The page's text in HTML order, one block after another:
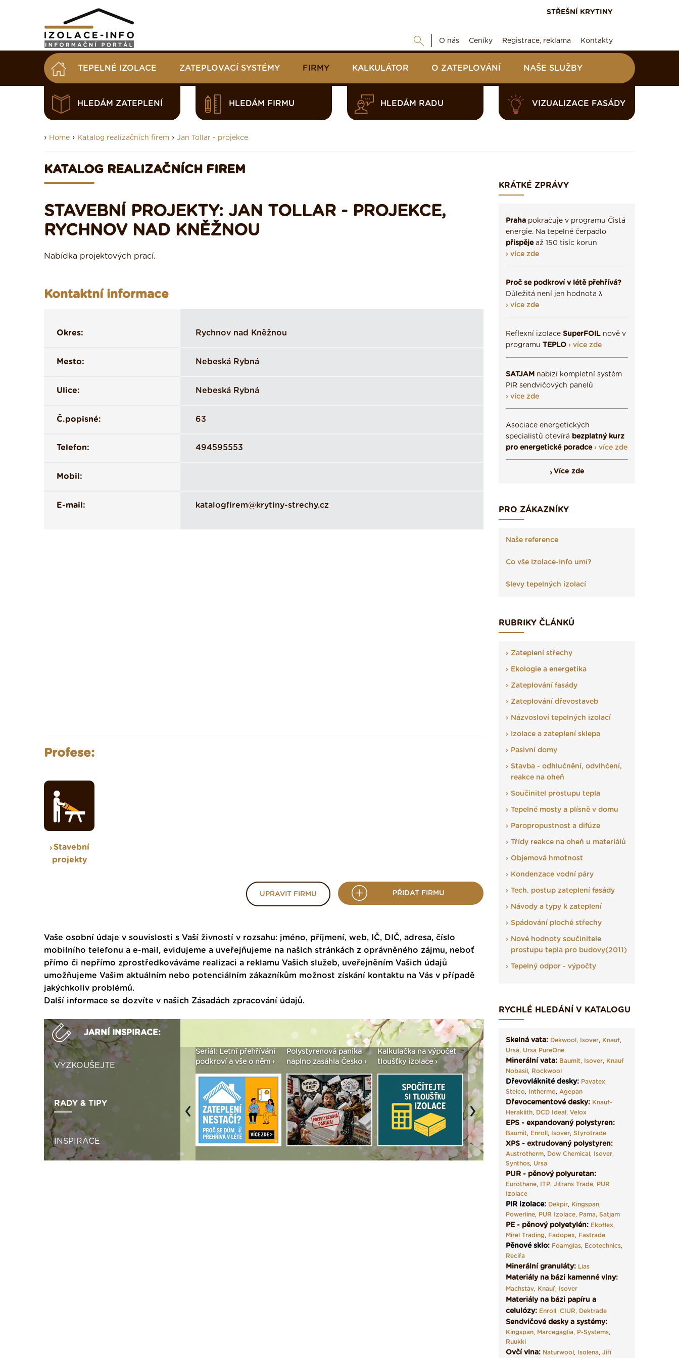
STŘEŠNÍ KRYTINY
O nás Ceníky Registrace, reklama Kontakty
TEPELNÉ IZOLACE ZATEPLOVACÍ SYSTÉMY FIRMY KALKULÁTOR O ZATEPLOVÁNÍ NAŠE SLUŽBY
HLEDÁM ZATEPLENÍ HLEDÁM FIRMU HLEDÁM RADU VIZUALIZACE FASÁDY
› Home › Katalog realizačních firem › Jan Tollar - projekce
KATALOG REALIZAČNÍCH FIREM
STAVEBNÍ PROJEKTY: JAN TOLLAR - PROJEKCE,
RYCHNOV NAD KNĚŽNOU
Nabídka projektových prací.
Kontaktní informace
Okres: Rychnov nad Kněžnou
Mesto: Nebeská Rybná
Ulice: Nebeská Rybná
Č.popisné: 63
Telefon: 494595553
Mobil:
E-mail: katalogfirem@krytiny-strechy.cz
Profese:
Stavební
projekty
UPRAVIT FIRMU PŘIDAT FIRMU
Vaše osobní údaje v souvislosti s Vaší živností v rozsahu: jméno, příjmení, web, IČ, DIČ, adresa, číslo
mobilního telefonu a e-mail, evidujeme a uveřejňujeme na našich stránkách z oprávněného zájmu, neboť
přímo či nepřímo zprostředkováváme realizaci a reklamu Vašich služeb, uveřejněním Vašich údajů
umožňujeme Vašim aktuálním nebo potenciálním zákazníkům možnost získání kontaktu na Vás v případě
jakýchkoliv problémů.
Další informace se dozvíte v našich Zásadách zpracování údajů.
JARNÍ INSPIRACE:
VYZKOUŠEJTE
RADY & TIPY
INSPIRACE
Vytvořte si vizualizaci
Není polystyren? My ho
seženeme! ›
Seriál: Letní přehřívání
podkroví a vše o něm ›
Polystyrenová panika
naplno zasáhla Česko ›
Kalkulačka na výpočet
tloušťky izolace ›
Seriál: Fasády ETICS a
vše podstatné v kostce ›
Vyberte si izolaci a pak
ji tady klidně poptejte ›
Previous Next
KRÁTKÉ ZPRÁVY
Praha pokračuje v programu Čistá
energie. Na tepelné čerpadlo
přispějeaž 150 tisíc korun
› více zde
Proč se podkroví v létě přehřívá?
Důležitá není jen hodnota λ
› více zde
Reflexní izolace SuperFOIL nově v
programu TEPLO › více zde
SATJAM nabízí kompletní systém
PIR sendvičových panelů
› více zde
Asociace energetických
specialistů otevírá bezplatný kurz
pro energetické poradce › více zde
Více zde
PRO ZÁKAZNÍKY
Naše reference
Co vše Izolace-Info umí?
Slevy tepelných izolací
RUBRIKY ČLÁNKŮ
Zateplení střechy
Ekologie a energetika
Zateplování fasády
Zateplování dřevostaveb
Názvosloví tepelných izolací
Izolace a zateplení sklepa
Pasivní domy
Stavba - odhlučnění, odvlhčení,
reakce na oheň
Součinitel prostupu tepla
Tepelné mosty a plísně v domu
Paropropustnost a difúze
Třídy reakce na oheň u materiálů
Objemová hmotnost
Kondenzace vodní páry
Tech. postup zateplení fasády
Návody a typy k zateplení
Spádování ploché střechy
Nové hodnoty součinitele
prostupu tepla pro budovy(2011)
Tepelný odpor - výpočty
RYCHLÉ HLEDÁNÍ V KATALOGU
Skelná vata: Dekwool, Isover, Knauf,
Ursa, Ursa PureOne
Minerální vata: Baumit, Isover, Knauf
Nobasil, Rockwool
Dřevovláknité desky: Pavatex,
Steico, Inthermo, Agepan
Dřevocementové desky: Knauf-
Heraklith, DCD Ideal, Velox
EPS - expandovaný polystyren:
Baumit, Enroll, Isover, Styrotrade
XPS - extrudovaný polystyren:
Austrotherm, Dow Chemical, Isover,
Synthos, Ursa
PUR - pěnový polyuretan:
Eurothane, ITP, Jitrans Trade, PUR
Izolace
PIR izolace: Dekpir, Kingspan,
Powerline, PUR Izolace, Pama, Satjam
PE - pěnový polyetylén: Ekoflex,
Mirel Trading, Fadopex, Fastrade
Pěnové sklo: Foamglas, Ecotechnics,
Recifa
Minerální granuláty: Lias
Materiály na bázi kamenné vlny:
Machstav, Knauf, Isover
Materiály na bázi papíru a
celulózy: Enroll, CIUR, Dektrade
Sendvičové desky a systémy:
Kingspan, Marcegaglia, P-Systems,
Ruukki
Ovčí vlna: Naturwool, Isolena, Jiří